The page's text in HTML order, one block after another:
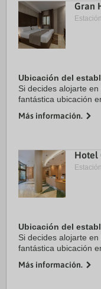
Gran
Ubicación del
Si decides alojarte
fantástica ubicación
Además, este hotel se
Más información.
Hotel
Ubicación del
Si decides alojarte
fantástica ubicación
Además, este hotel se
Más información.